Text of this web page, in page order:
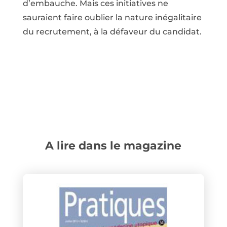
d’embauche. Mais ces initiatives ne
sauraient faire oublier la nature inégalitaire
du recrutement, à la défaveur du candidat.
A lire dans le magazine